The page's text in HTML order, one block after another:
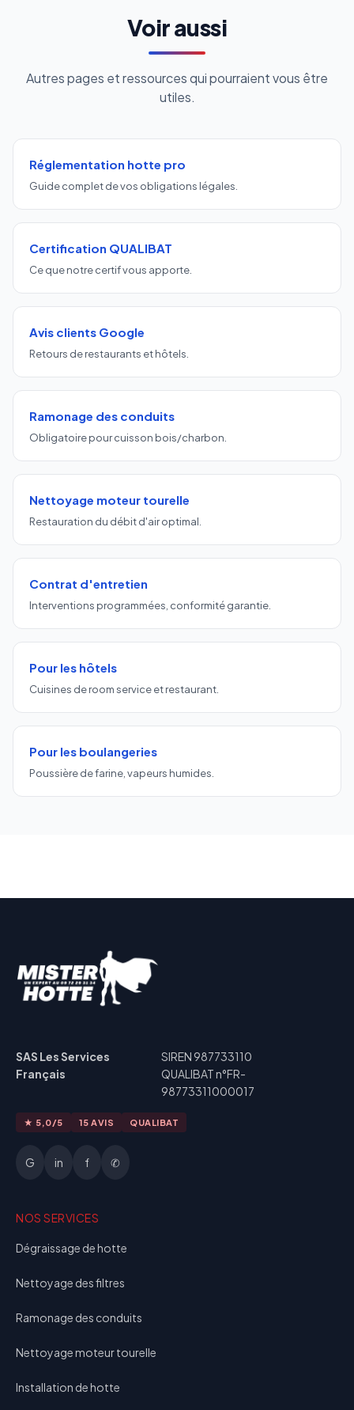
Voir aussi
Autres pages et ressources qui pourraient vous être
utiles.
Réglementation hotte pro
Guide complet de vos obligations légales.
Certification QUALIBAT
Ce que notre certif vous apporte.
Avis clients Google
Retours de restaurants et hôtels.
Ramonage des conduits
Obligatoire pour cuisson bois/charbon.
Nettoyage moteur tourelle
Restauration du débit d'air optimal.
Contrat d'entretien
Interventions programmées, conformité garantie.
Pour les hôtels
Cuisines de room service et restaurant.
Pour les boulangeries
Poussière de farine, vapeurs humides.
SAS Les Services
Français
SIREN 987733110
QUALIBAT n°FR-
98773311000017
★ 5,0/5 15 AVIS QUALIBAT
G in f ✆
NOS SERVICES
Dégraissage de hotte
Nettoyage des filtres
Ramonage des conduits
Nettoyage moteur tourelle
Installation de hotte